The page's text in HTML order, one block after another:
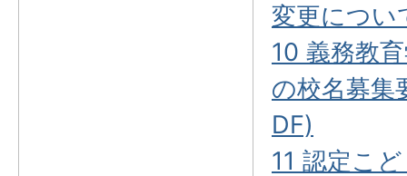
変更につい
10 義務教
の校名募集
DF)
11 認定こ